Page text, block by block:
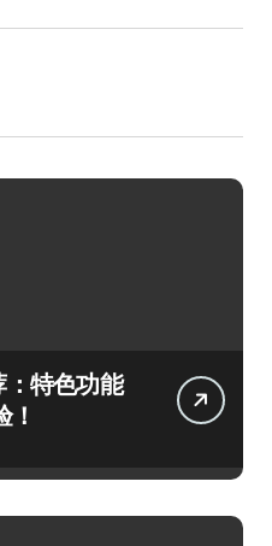
特色功能